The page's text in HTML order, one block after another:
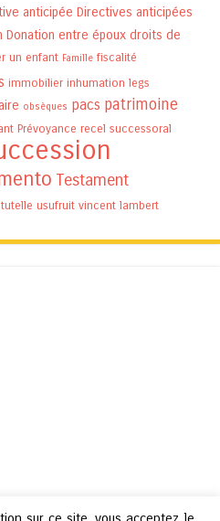
anticipée Directives anticipées
Donation entre époux droits de
un enfant Famille fiscalité
immobilier inhumation legs
obsèques pacs patrimoine
Prévoyance recel successoral
Testament
tutelle usufruit vincent lambert